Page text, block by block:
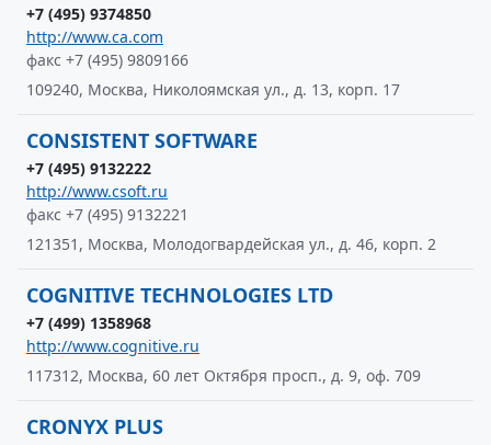
+7 (495) 9374850
http://www.ca.com
факс +7 (495) 9809166
109240, Москва, Николоямская ул., д. 13, корп. 17
CONSISTENT SOFTWARE
+7 (495) 9132222
http://www.csoft.ru
факс +7 (495) 9132221
121351, Москва, Молодогвардейская ул., д. 46, корп. 2
COGNITIVE TECHNOLOGIES LTD
+7 (499) 1358968
http://www.cognitive.ru
117312, Москва, 60 лет Октября просп., д. 9, оф. 709
CRONYX PLUS